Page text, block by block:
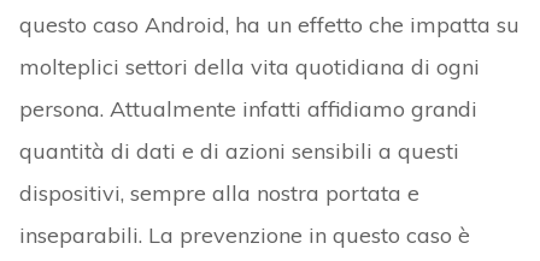
questo caso Android, ha un effetto che impatta su
molteplici settori della vita quotidiana di ogni
persona. Attualmente infatti affidiamo grandi
quantità di dati e di azioni sensibili a questi
dispositivi, sempre alla nostra portata e
inseparabili. La prevenzione in questo caso è